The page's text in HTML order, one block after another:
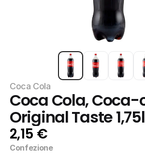
Coca Cola
Coca Cola, Coca-
Original Taste
2,15 €
Confezione